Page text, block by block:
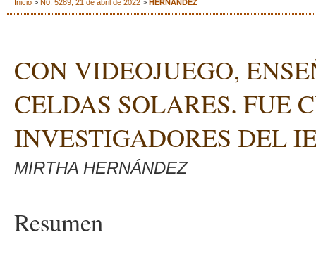
Inicio > N0. 5289, 21 de abril de 2022 > HERNÁNDEZ
CON VIDEOJUEGO,
CELDAS SOLARES. FUE
INVESTIGADORES DEL
MIRTHA HERNÁNDEZ
Resumen